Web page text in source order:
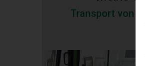
Transport von